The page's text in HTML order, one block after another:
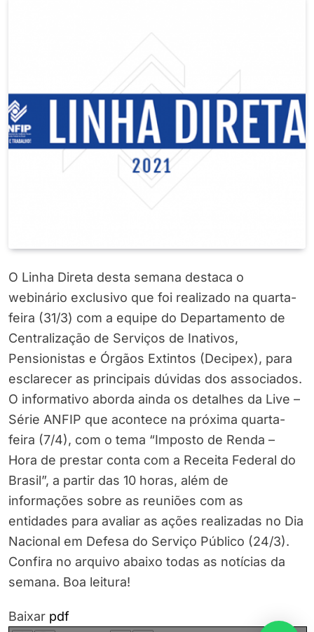
O Linha Direta desta semana destaca o
webinário exclusivo que foi realizado na quarta-
feira (31/3) com a equipe do Departamento de
Centralização de Serviços de Inativos,
Pensionistas e Órgãos Extintos (Decipex), para
esclarecer as principais dúvidas dos associados.
O informativo aborda ainda os detalhes da Live –
Série ANFIP que acontece na próxima quarta-
feira (7/4), com o tema “Imposto de Renda –
Hora de prestar conta com a Receita Federal do
Brasil”, a partir das 10 horas, além de
informações sobre as reuniões com as
entidades para avaliar as ações realizadas no Dia
Nacional em Defesa do Serviço Público (24/3).
Confira no arquivo abaixo todas as notícias da
semana. Boa leitura!
Baixar pdf